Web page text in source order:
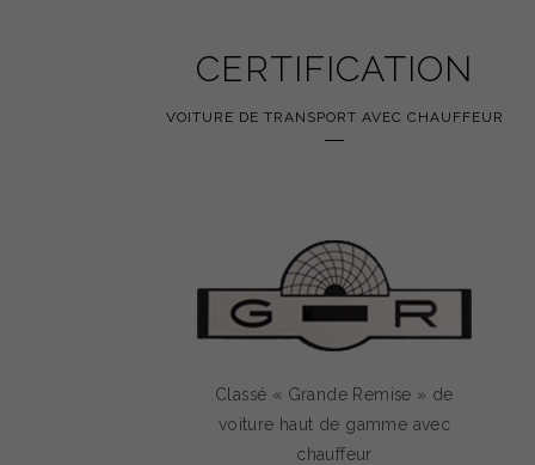
CERTIFICATION
VOITURE DE TRANSPORT AVEC CHAUFFEUR
Classé « Grande Remise » de
voiture haut de gamme avec
chauffeur